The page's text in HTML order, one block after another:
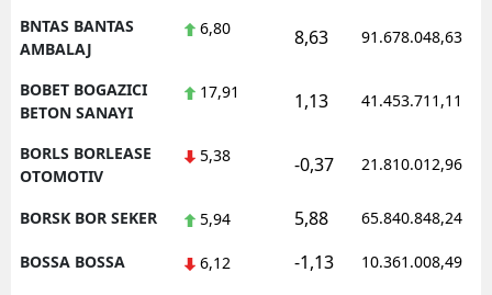
BNTAS BANTAS
AMBALAJ
6,80 8,63 91.678.048,63
BOBET BOGAZICI
BETON SANAYI
17,91 1,13 41.453.711,11
BORLS BORLEASE
OTOMOTIV
5,38 -0,37 21.810.012,96
BORSK BOR SEKER 5,94 5,88 65.840.848,24
BOSSA BOSSA 6,12 -1,13 10.361.008,49